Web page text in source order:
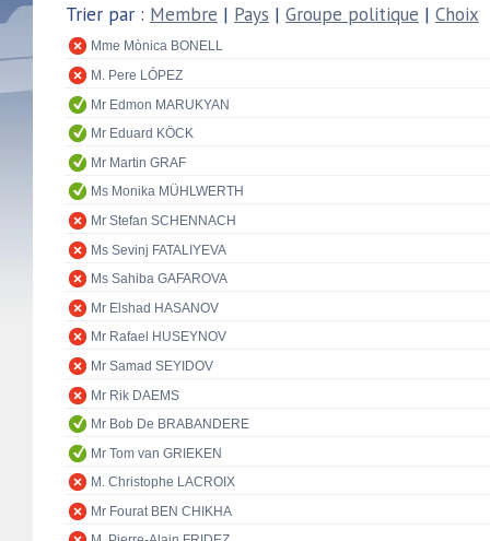
Trier par : Membre | Pays | Groupe politique | Choix
Mme Mònica BONELL
M. Pere LÓPEZ
Mr Edmon MARUKYAN
Mr Eduard KÖCK
Mr Martin GRAF
Ms Monika MÜHLWERTH
Mr Stefan SCHENNACH
Ms Sevinj FATALIYEVA
Ms Sahiba GAFAROVA
Mr Elshad HASANOV
Mr Rafael HUSEYNOV
Mr Samad SEYIDOV
Mr Rik DAEMS
Mr Bob De BRABANDERE
Mr Tom van GRIEKEN
M. Christophe LACROIX
Mr Fourat BEN CHIKHA